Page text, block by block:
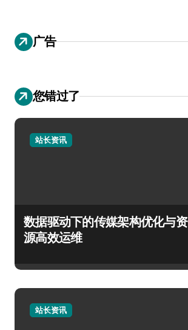
广告
您错过了
站长资讯
数据驱动下的传媒架构优化与资
源高效运维
站长资讯